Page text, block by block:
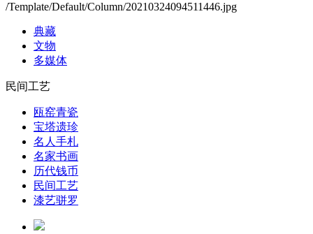
/Template/Default/Column/20210324094511446.jpg
典藏
文物
多媒体
民间工艺
瓯窑青瓷
宝塔遗珍
名人手札
名家书画
历代钱币
民间工艺
漆艺骈罗